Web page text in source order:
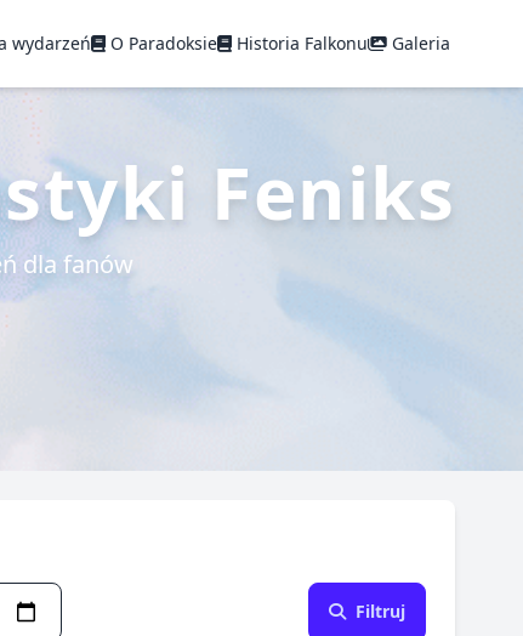
wydarzeń O Paradoksie Historia Falkonu Galeria
Feniks
dla fanów
Filtruj